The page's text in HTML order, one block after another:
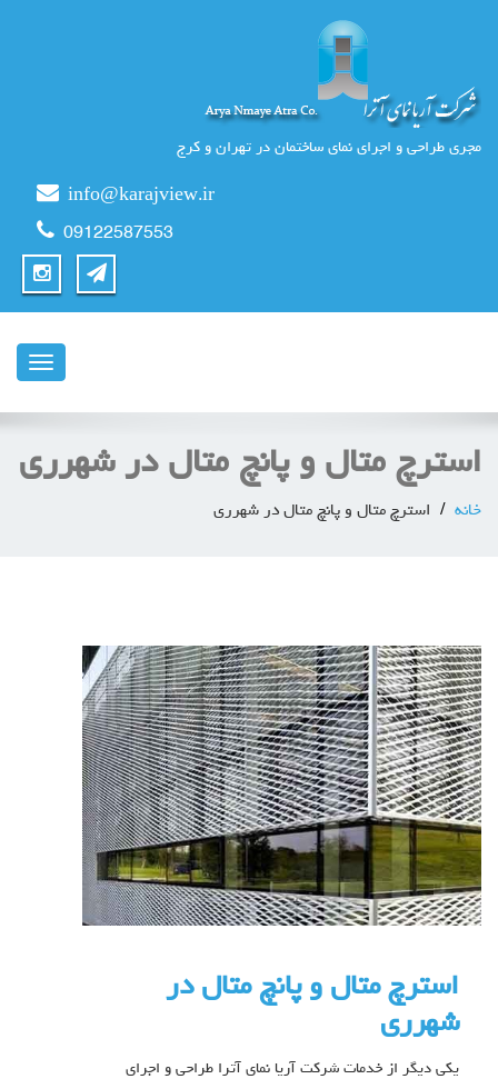
مجری طراحی و اجرای نمای ساختمان در تهران و کرج
info@karajview.ir
09122587553
ناوبری
استرچ متال و پانچ متال در شهرری
خانه استرچ متال و پانچ متال در شهرری
استرچ متال و پانچ متال در
شهرری
یکی دیگر از خدمات شرکت آریا نمای آترا طراحی و اجرای